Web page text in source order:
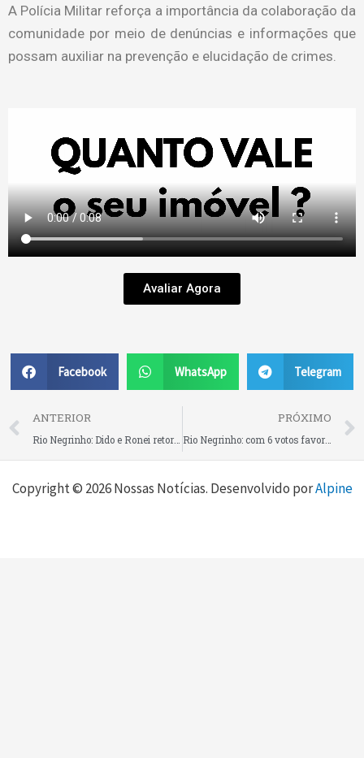
A Polícia Militar reforça a importância da colaboração da
comunidade por meio de denúncias e informações que
possam auxiliar na prevenção e elucidação de crimes.
Avaliar Agora
Facebook WhatsApp Telegram
Prev
ANTERIOR
Rio Negrinho: Dido e Ronei retornam à Câmara após atuação em secretarias da Prefeitura
PRÓXIMO
Rio Negrinho: com 6 votos favoráveis e 2 abstenções, vereadores aprovam Reforma da Previdência dos Servidores Públicos Municipais
Copyright © 2026 Nossas Notícias. Desenvolvido porAlpine